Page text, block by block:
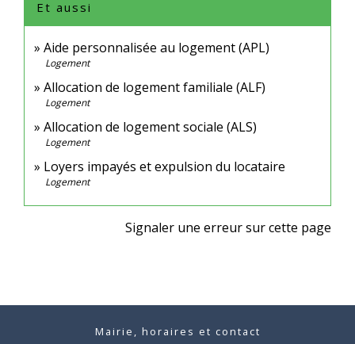
Et aussi
Aide personnalisée au logement (APL)
Logement
Allocation de logement familiale (ALF)
Logement
Allocation de logement sociale (ALS)
Logement
Loyers impayés et expulsion du locataire
Logement
Signaler une erreur sur cette page
Mairie, horaires et contact